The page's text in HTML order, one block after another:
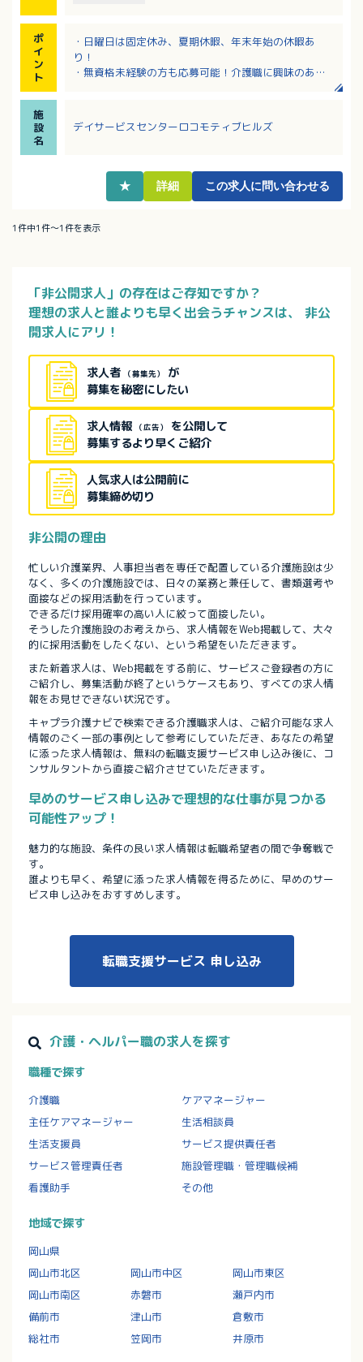
ポ
イ
ン
ト
・日曜日は固定休み、夏期休暇、年末年始の休暇あ
り！
・無資格未経験の方も応募可能！介護職に興味のある
児休業実績あり！
・日勤のみ、残業は月平均5時間と少なめでプライベー
施
設
名
デイサービスセンターロコモティブヒルズ
★ 詳細 この求人に問い合わせる
1件中1件～1件を表示
「非公開求人」の存在はご存知ですか？
理想の求人と誰よりも早く出会うチャンスは、
非公
開求人にアリ！
求人者 （募集先）
が
募集を秘密にしたい
求人情報 （広告）
を公開して
募集するより早くご紹介
人気求人は公開前に
募集締め切り
非公開の理由
忙しい介護業界、人事担当者を専任で配置している介護施設は少
なく、多くの介護施設では、日々の業務と兼任して、書類選考や
面接などの採用活動を行っています。
できるだけ採用確率の高い人に絞って面接したい。
そうした介護施設のお考えから、求人情報をWeb掲載して、大々
的に採用活動をしたくない、という希望をいただきます。
また新着求人は、Web掲載をする前に、サービスご登録者の方に
ご紹介し、募集活動が終了というケースもあり、すべての求人情
報をお見せできない状況です。
キャプラ介護ナビで検索できる介護職求人は、ご紹介可能な求人
情報のごく一部の事例として参考にしていただき、あなたの希望
に添った求人情報は、無料の転職支援サービス申し込み後に、コ
ンサルタントから直接ご紹介させていただきます。
早めのサービス申し込みで理想的な仕事が見つかる
可能性アップ！
魅力的な施設、条件の良い求人情報は転職希望者の間で争奪戦で
す。
誰よりも早く、希望に添った求人情報を得るために、早めのサー
ビス申し込みをおすすめします。
転職支援サービス 申し込み
介護・ヘルパー職の求人を探す
職種で探す
介護職
ケアマネージャー
主任ケアマネージャー
生活相談員
生活支援員
サービス提供責任者
サービス管理責任者
施設管理職・管理職候補
看護助手
その他
地域で探す
岡山県
岡山市北区
岡山市中区
岡山市東区
岡山市南区
赤磐市
瀬戸内市
備前市
津山市
倉敷市
総社市
笠岡市 井原市